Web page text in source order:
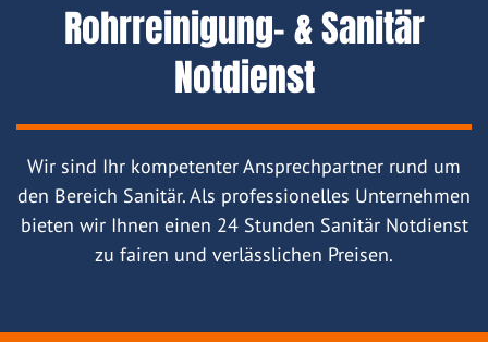
Rohrreinigung- & Sanitär
Notdienst
Wir sind Ihr kompetenter Ansprechpartner rund um
den Bereich Sanitär. Als professionelles Unternehmen
bieten wir Ihnen einen 24 Stunden Sanitär Notdienst
zu fairen und verlässlichen Preisen.